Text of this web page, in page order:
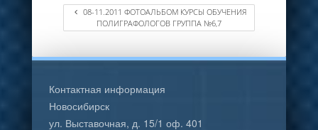
08-11.2011 ФОТОАЛЬБОМ КУРСЫ ОБУЧЕНИЯ
ПОЛИГРАФОЛОГОВ ГРУППА №6,7
Контактная информация
Новосибирск
ул. Выставочная, д. 15/1 оф. 401